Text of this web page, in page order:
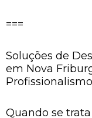
===
Soluções de
em Nova
Profissionalismo
Quando se